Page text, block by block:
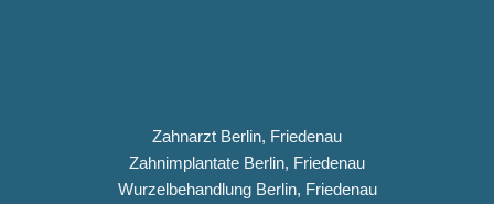
Zahnarzt Berlin, Friedenau
Zahnimplantate Berlin, Friedenau
Wurzelbehandlung Berlin, Friedenau